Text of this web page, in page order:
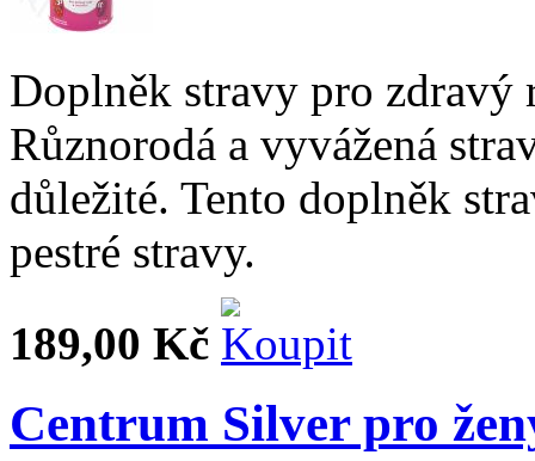
Doplněk stravy pro
Různorodá a vyvážená
důležité. Tento doplněk
pestré stravy.
189,00 Kč
Centrum Silver pro